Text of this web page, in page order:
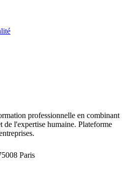
professionnelle en combinant
de l'expertise humaine. Plateforme
Paris